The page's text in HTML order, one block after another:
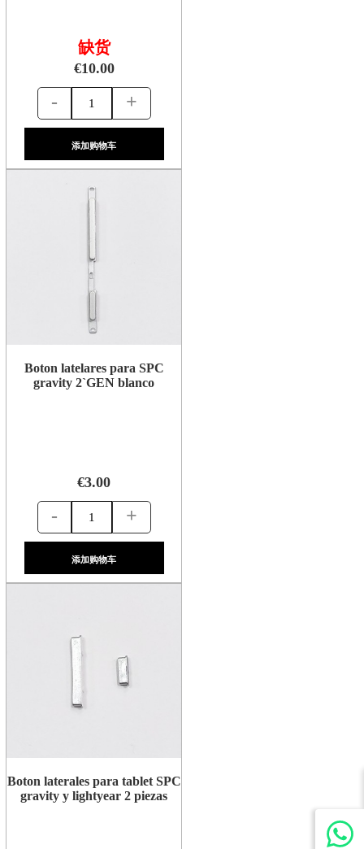
缺货
€10.00
- +
添加购物车
Boton latelares para SPC
gravity 2`GEN blanco
€3.00
- +
添加购物车
Boton laterales para tablet SPC
gravity y lightyear 2 piezas